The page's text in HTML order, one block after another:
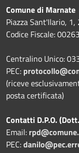
Comune di Marnate
Piazza Sant'Ilario,
Codice Fiscale:
Centralino Unico:
PEC:
(riceve
posta certificata)
Contatti D.P.O.
Email:
PEC: